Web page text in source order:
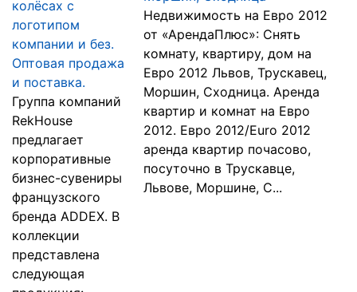
колёсах с
логотипом
компании и без.
Оптовая продажа
и поставка.
Группа компаний
RekHouse
предлагает
корпоративные
бизнес-сувениры
французского
бренда ADDEX. В
коллекции
представлена
следующая
Недвижимость на Евро 2012
от «АрендаПлюс»: Снять
комнату, квартиру, дом на
Евро 2012 Львов, Трускавец,
Моршин, Сходница. Аренда
квартир и комнат на Евро
2012. Евро 2012/Euro 2012
аренда квартир почасово,
посуточно в Трускавце,
Львове, Моршине, С...